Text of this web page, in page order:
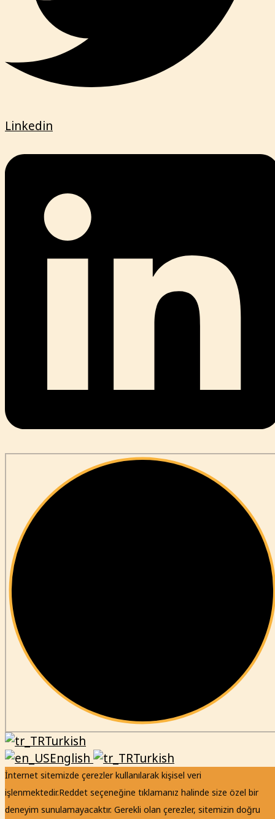
Linkedin
Turkish
English
Turkish
İnternet sitemizde çerezler kullanılarak kişisel veri
işlenmektedir.Reddet seçeneğine tıklamanız halinde size özel bir
deneyim sunulamayacaktır. Gerekli olan çerezler, sitemizin doğru